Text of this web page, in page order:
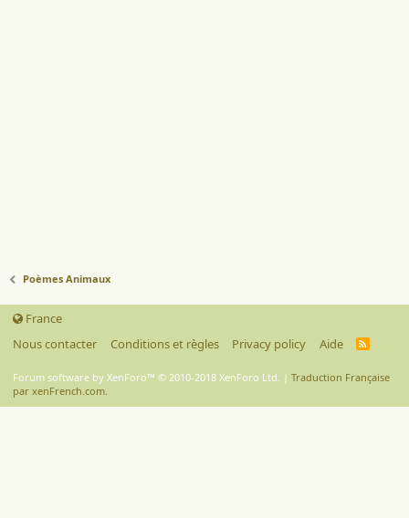
Poèmes Animaux
France
Nous contacter
Conditions et règles Privacy policy Aide
R
Forum software by XenForo™ © 2010-2018 XenForo Ltd. | Traduction Française
par xenFrench.com.